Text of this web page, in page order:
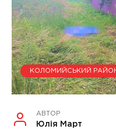
КОЛОМИЙСЬКИЙ
АВТОР
Юлія Март